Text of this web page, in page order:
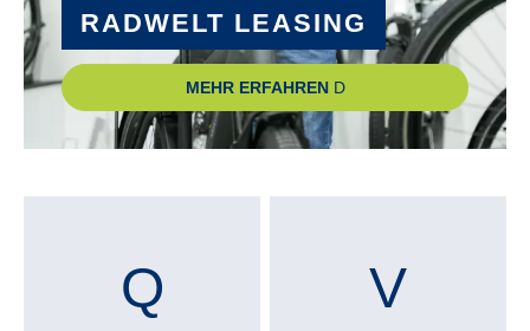
Technische Ausstattungsänderungen und Irrtümer
vorbehalten.
RADWELT LEASING
MEHR ERFAHREN